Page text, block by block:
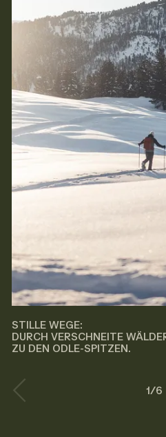
STILLE WEGE:
DURCH VERSCHNEITE
ZU DEN ODLE-SPITZEN.
1/6